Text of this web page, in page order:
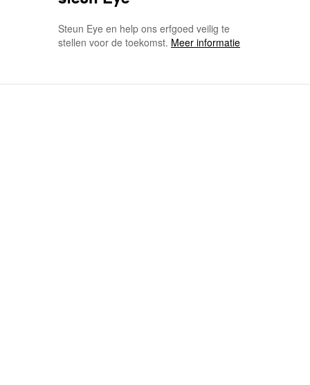
Steun Eye en help ons erfgoed veilig te
stellen voor de toekomst. Meer informatie